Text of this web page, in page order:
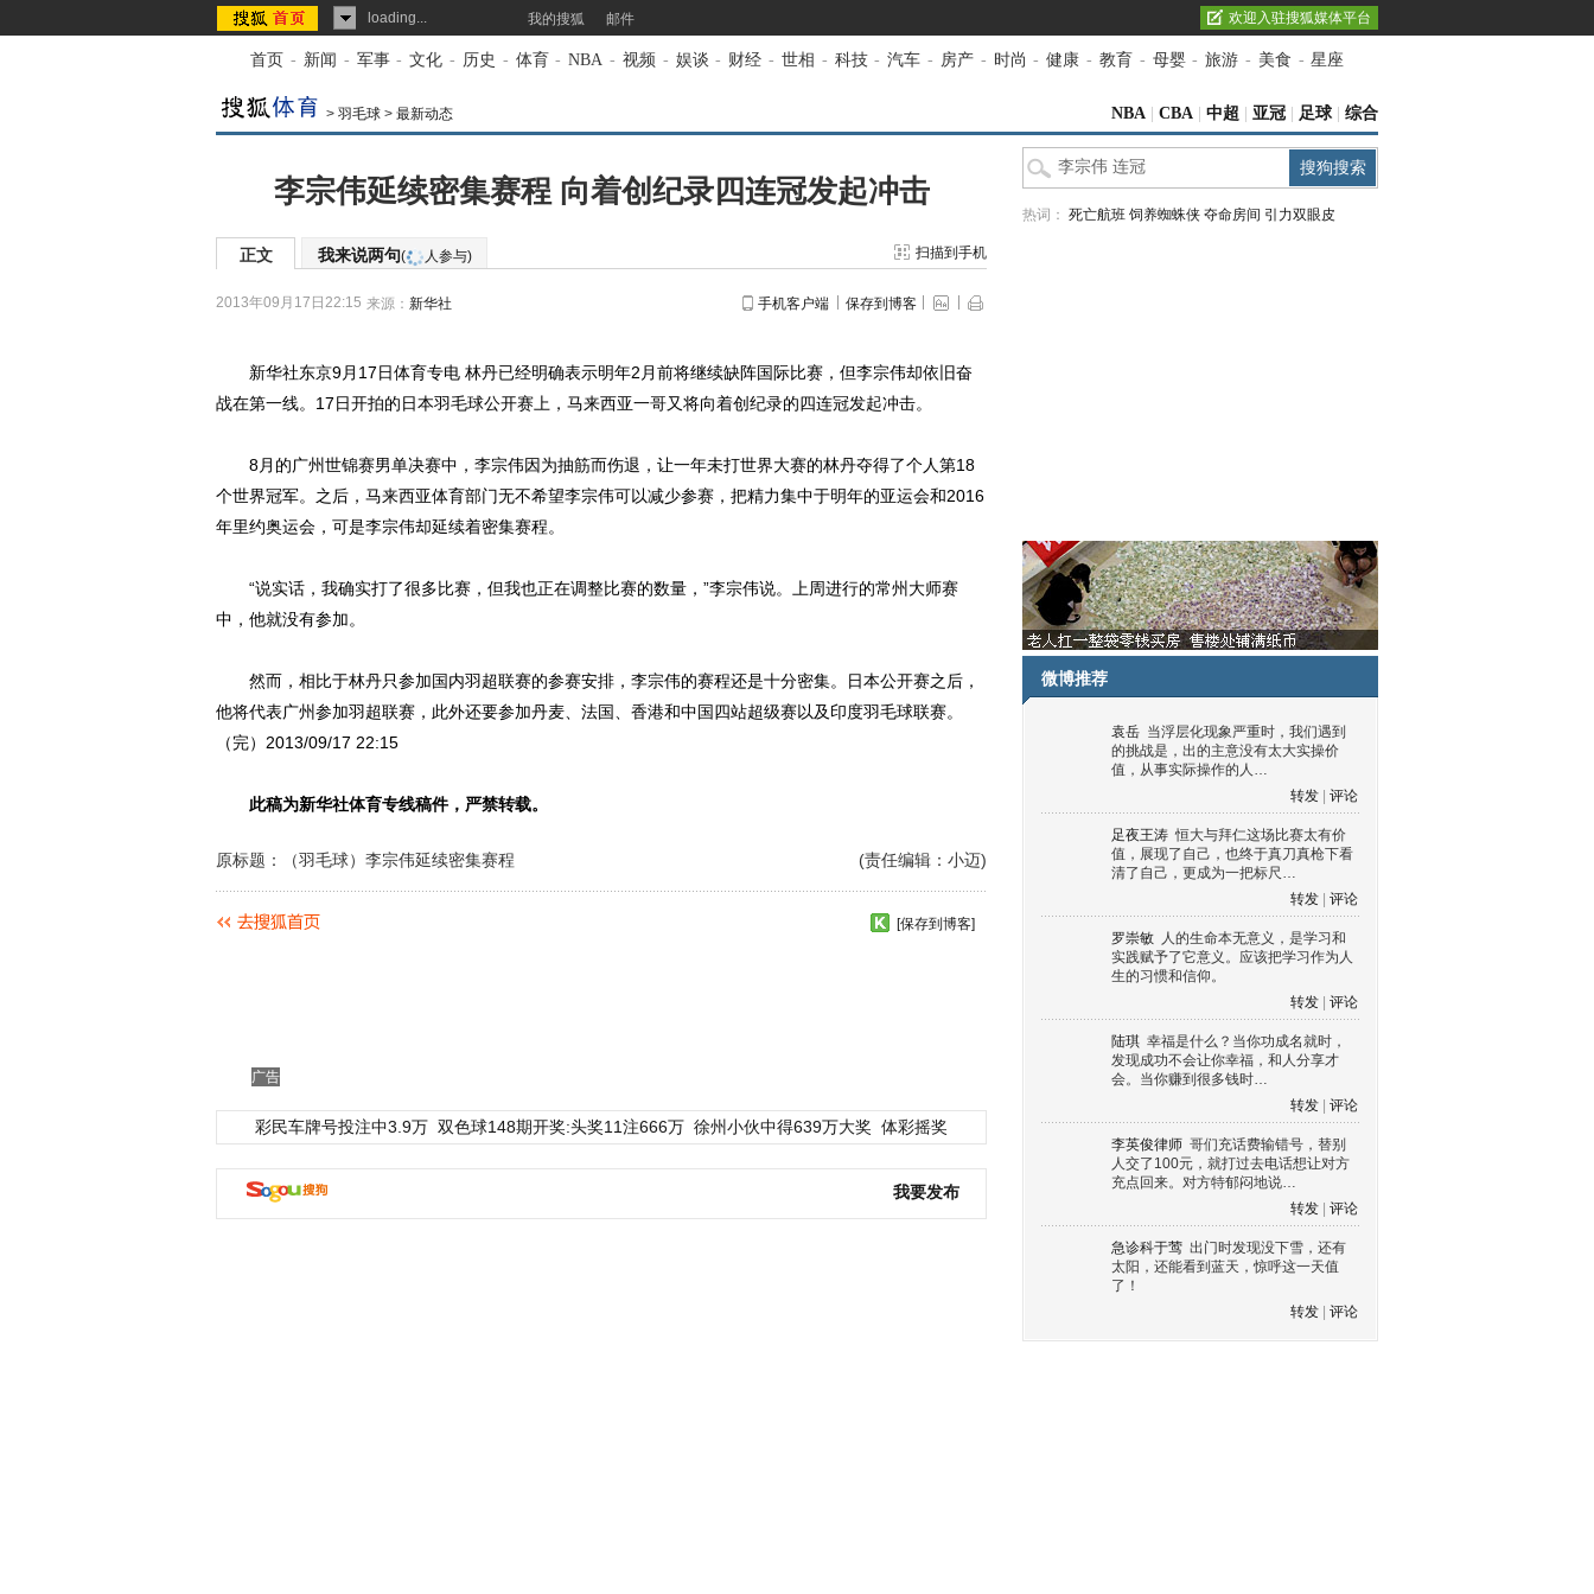
loading... 我的搜狐 邮件 欢迎入驻搜狐媒体平台
首页 - 新闻 - 军事 - 文化 - 历史 - 体育 - NBA - 视频 - 娱谈 - 财经 - 世相 - 科技 - 汽车 - 房产 - 时尚 - 健康 - 教育 - 母婴 - 旅游 - 美食 - 星座
> 羽毛球 > 最新动态 NBA CBA 中超 亚冠 足球 综合
李宗伟延续密集赛程 向着创纪录四连冠发起冲击
正文 我来说两句( 人参与) 扫描到手机
2013年09月17日22:15 来源： 新华社 手机客户端 保存到博客
新华社东京9月17日体育专电 林丹已经明确表示明年2月前将继续缺阵国际比赛，但李宗伟却依旧奋
战在第一线。17日开拍的日本羽毛球公开赛上，马来西亚一哥又将向着创纪录的四连冠发起冲击。
8月的广州世锦赛男单决赛中，李宗伟因为抽筋而伤退，让一年未打世界大赛的林丹夺得了个人第18
个世界冠军。之后，马来西亚体育部门无不希望李宗伟可以减少参赛，把精力集中于明年的亚运会和2016
年里约奥运会，可是李宗伟却延续着密集赛程。
“说实话，我确实打了很多比赛，但我也正在调整比赛的数量，”李宗伟说。上周进行的常州大师赛
中，他就没有参加。
然而，相比于林丹只参加国内羽超联赛的参赛安排，李宗伟的赛程还是十分密集。日本公开赛之后，
他将代表广州参加羽超联赛，此外还要参加丹麦、法国、香港和中国四站超级赛以及印度羽毛球联赛。
（完）2013/09/17 22:15
此稿为新华社体育专线稿件，严禁转载。
(责任编辑：小迈)
原标题：（羽毛球）李宗伟延续密集赛程
[保存到博客]
广告
彩民车牌号投注中3.9万 双色球148期开奖:头奖11注666万 徐州小伙中得639万大奖 体彩摇奖
我要发布
热词： 死亡航班 饲养蜘蛛侠 夺命房间 引力双眼皮
微博推荐
袁岳 当浮层化现象严重时，我们遇到
的挑战是，出的主意没有太大实操价
值，从事实际操作的人…
转发
评论
足夜王涛 恒大与拜仁这场比赛太有价
值，展现了自己，也终于真刀真枪下看
清了自己，更成为一把标尺…
转发
评论
罗崇敏 人的生命本无意义，是学习和
实践赋予了它意义。应该把学习作为人
生的习惯和信仰。
转发
评论
陆琪 幸福是什么？当你功成名就时，
发现成功不会让你幸福，和人分享才
会。当你赚到很多钱时…
转发
评论
李英俊律师 哥们充话费输错号，替别
人交了100元，就打过去电话想让对方
充点回来。对方特郁闷地说…
转发
评论
急诊科于莺 出门时发现没下雪，还有
太阳，还能看到蓝天，惊呼这一天值
了！
转发
评论